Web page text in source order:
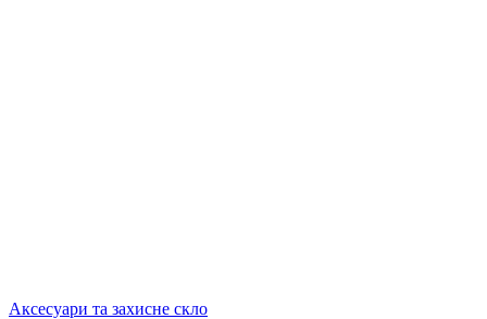
Аксесуари та захисне скло